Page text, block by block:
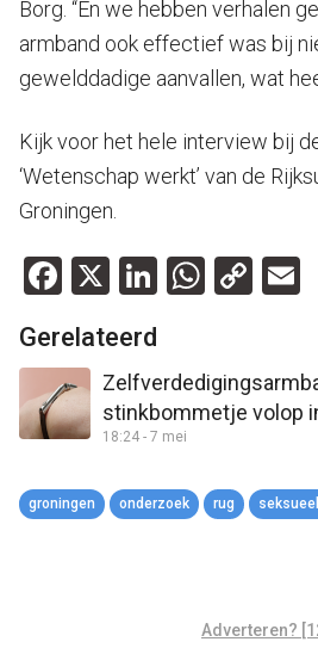
Borg. “En we hebben verhalen
armband ook effectief was bij
gewelddadige aanvallen, wat
Kijk voor het hele interview bij
‘Wetenschap werkt’ van de
Groningen.
Facebook
X LinkedIn
Copy
Gerelateerd
stinkbommetje volop
18:24 - 7 mei
groningen onderzoek rug
Adverteren?